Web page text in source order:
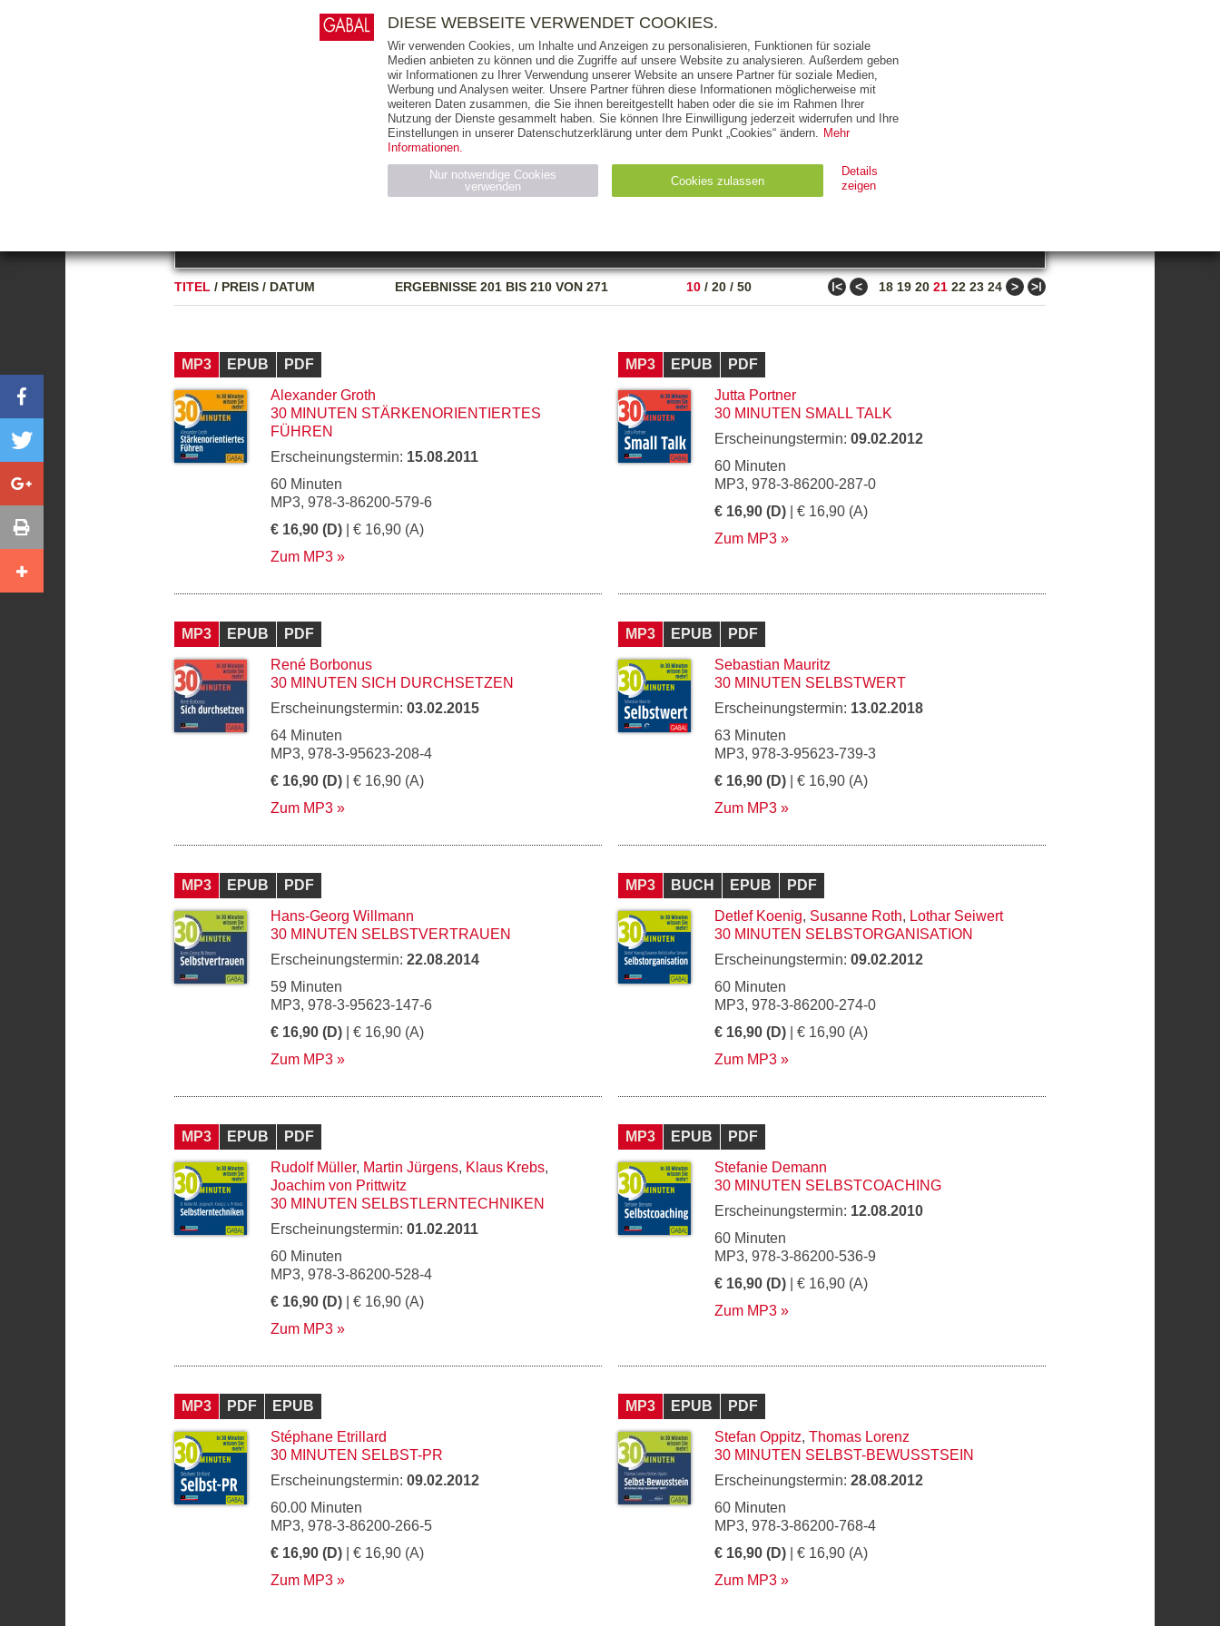
AUSGABEART AUS DER REIHE ZUM THEMA
TITEL / PREIS / DATUM ERGEBNISSE201 BIS 210 VON 271 10 / 20 / 50 ǀ< < 18 19 20 21 22 23 24 > >ǀ
MP3 EPUB
PDF
Alexander Groth
30 MINUTEN STÄRKENORIENTIERTES
FÜHREN
Erscheinungstermin: 15.08.2011
60 Minuten
MP3, 978-3-86200-579-6
€ 16,90 (D) | € 16,90 (A)
Zum MP3
MP3 EPUB
PDF
Jutta Portner
30 MINUTEN SMALL TALK
Erscheinungstermin: 09.02.2012
60 Minuten
MP3, 978-3-86200-287-0
€ 16,90 (D) | € 16,90 (A)
Zum MP3
MP3 EPUB
PDF
René Borbonus
30 MINUTEN SICH DURCHSETZEN
Erscheinungstermin: 03.02.2015
64 Minuten
MP3, 978-3-95623-208-4
€ 16,90 (D) | € 16,90 (A)
Zum MP3
MP3 EPUB
PDF
Sebastian Mauritz
30 MINUTEN SELBSTWERT
Erscheinungstermin: 13.02.2018
63 Minuten
MP3, 978-3-95623-739-3
€ 16,90 (D) | € 16,90 (A)
Zum MP3
MP3 EPUB
PDF
Hans-Georg Willmann
30 MINUTEN SELBSTVERTRAUEN
Erscheinungstermin: 22.08.2014
59 Minuten
MP3, 978-3-95623-147-6
€ 16,90 (D) | € 16,90 (A)
Zum MP3
MP3 BUCH EPUB
PDF
Detlef Koenig, Susanne Roth, Lothar Seiwert
30 MINUTEN SELBSTORGANISATION
Erscheinungstermin: 09.02.2012
60 Minuten
MP3, 978-3-86200-274-0
€ 16,90 (D) | € 16,90 (A)
Zum MP3
MP3 EPUB
PDF
Rudolf Müller, Martin Jürgens, Klaus Krebs,
Joachim von Prittwitz
30 MINUTEN SELBSTLERNTECHNIKEN
Erscheinungstermin: 01.02.2011
60 Minuten
MP3, 978-3-86200-528-4
€ 16,90 (D) | € 16,90 (A)
Zum MP3
MP3 EPUB
PDF
Stefanie Demann
30 MINUTEN SELBSTCOACHING
Erscheinungstermin: 12.08.2010
60 Minuten
MP3, 978-3-86200-536-9
€ 16,90 (D) | € 16,90 (A)
Zum MP3
MP3 PDF
EPUB
Stéphane Etrillard
30 MINUTEN SELBST-PR
Erscheinungstermin: 09.02.2012
60.00 Minuten
MP3, 978-3-86200-266-5
€ 16,90 (D) | € 16,90 (A)
Zum MP3
MP3 EPUB
PDF
Stefan Oppitz, Thomas Lorenz
30 MINUTEN SELBST-BEWUSSTSEIN
Erscheinungstermin: 28.08.2012
60 Minuten
MP3, 978-3-86200-768-4
€ 16,90 (D) | € 16,90 (A)
Zum MP3
E-BOOKS AUDIO-CDS MP3 NON-BOOKS
THEMEN AUTOREN VERLAG
RIGHTS PRESSE HANDEL FÜR UNTERNEHMEN
DIESE WEBSEITE VERWENDET COOKIES.
Wir verwenden Cookies, um Inhalte und Anzeigen zu personalisieren, Funktionen für soziale
Medien anbieten zu können und die Zugriffe auf unsere Website zu analysieren. Außerdem geben
wir Informationen zu Ihrer Verwendung unserer Website an unsere Partner für soziale Medien,
Werbung und Analysen weiter. Unsere Partner führen diese Informationen möglicherweise mit
weiteren Daten zusammen, die Sie ihnen bereitgestellt haben oder die sie im Rahmen Ihrer
Nutzung der Dienste gesammelt haben. Sie können Ihre Einwilligung jederzeit widerrufen und Ihre
Einstellungen in unserer Datenschutzerklärung unter dem Punkt „Cookies“ ändern. Mehr
Informationen.
Nur notwendige Cookies
verwenden
Cookies zulassen
Details
zeigen
Name Anbieter Zweck Ablauf
Typ
CMS_SESSION_ID
gabal-
Wird für die Speicherung der Benutzer-Session verwendet Session HTTP